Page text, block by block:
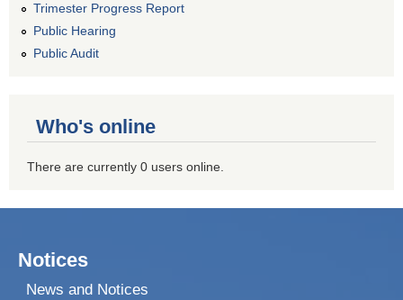
Trimester Progress Report
Public Hearing
Public Audit
Who's online
There are currently 0 users online.
Notices
News and Notices